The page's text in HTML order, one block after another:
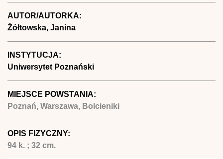
AUTOR/AUTORKA:
Żółtowska, Janina
INSTYTUCJA:
Uniwersytet Poznański
MIEJSCE POWSTANIA:
Poznań, Warszawa, Bolcieniki
OPIS FIZYCZNY:
94 k. ; 32 cm.